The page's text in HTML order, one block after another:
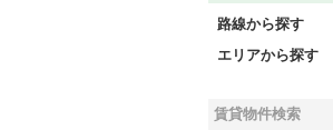
路線から探す
エリアから探す
賃貸物件検索